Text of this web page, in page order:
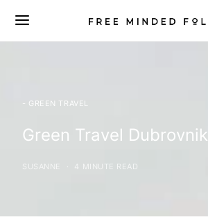
- GREEN TRAVEL
Green Travel Dubrovnik
SUSANNE 4 MINUTE READ